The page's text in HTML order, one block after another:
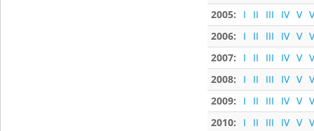
2005:
I II III IV V
2006:
I II III IV V
2007:
I II III IV V
2008:
I II III IV V
2009:
I II III IV V
2010:
I II III IV V